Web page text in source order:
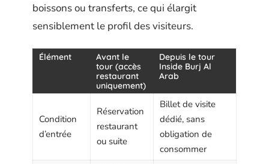
boissons ou transferts, ce qui élargit
sensiblement le profil des visiteurs.
Élément
Avant le
tour (accès
restaurant
uniquement)
Depuis le tour
Inside Burj Al
Arab
Condition
d’entrée
Réservation
restaurant
ou suite
Billet de visite
dédié, sans
obligation de
consommer